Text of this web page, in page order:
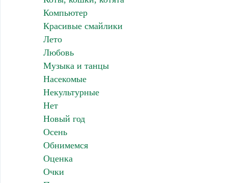
Компьютер
Красивые смайлики
Лето
Любовь
Музыка и танцы
Насекомые
Некультурные
Нет
Новый год
Осень
Обнимемся
Оценка
Очки